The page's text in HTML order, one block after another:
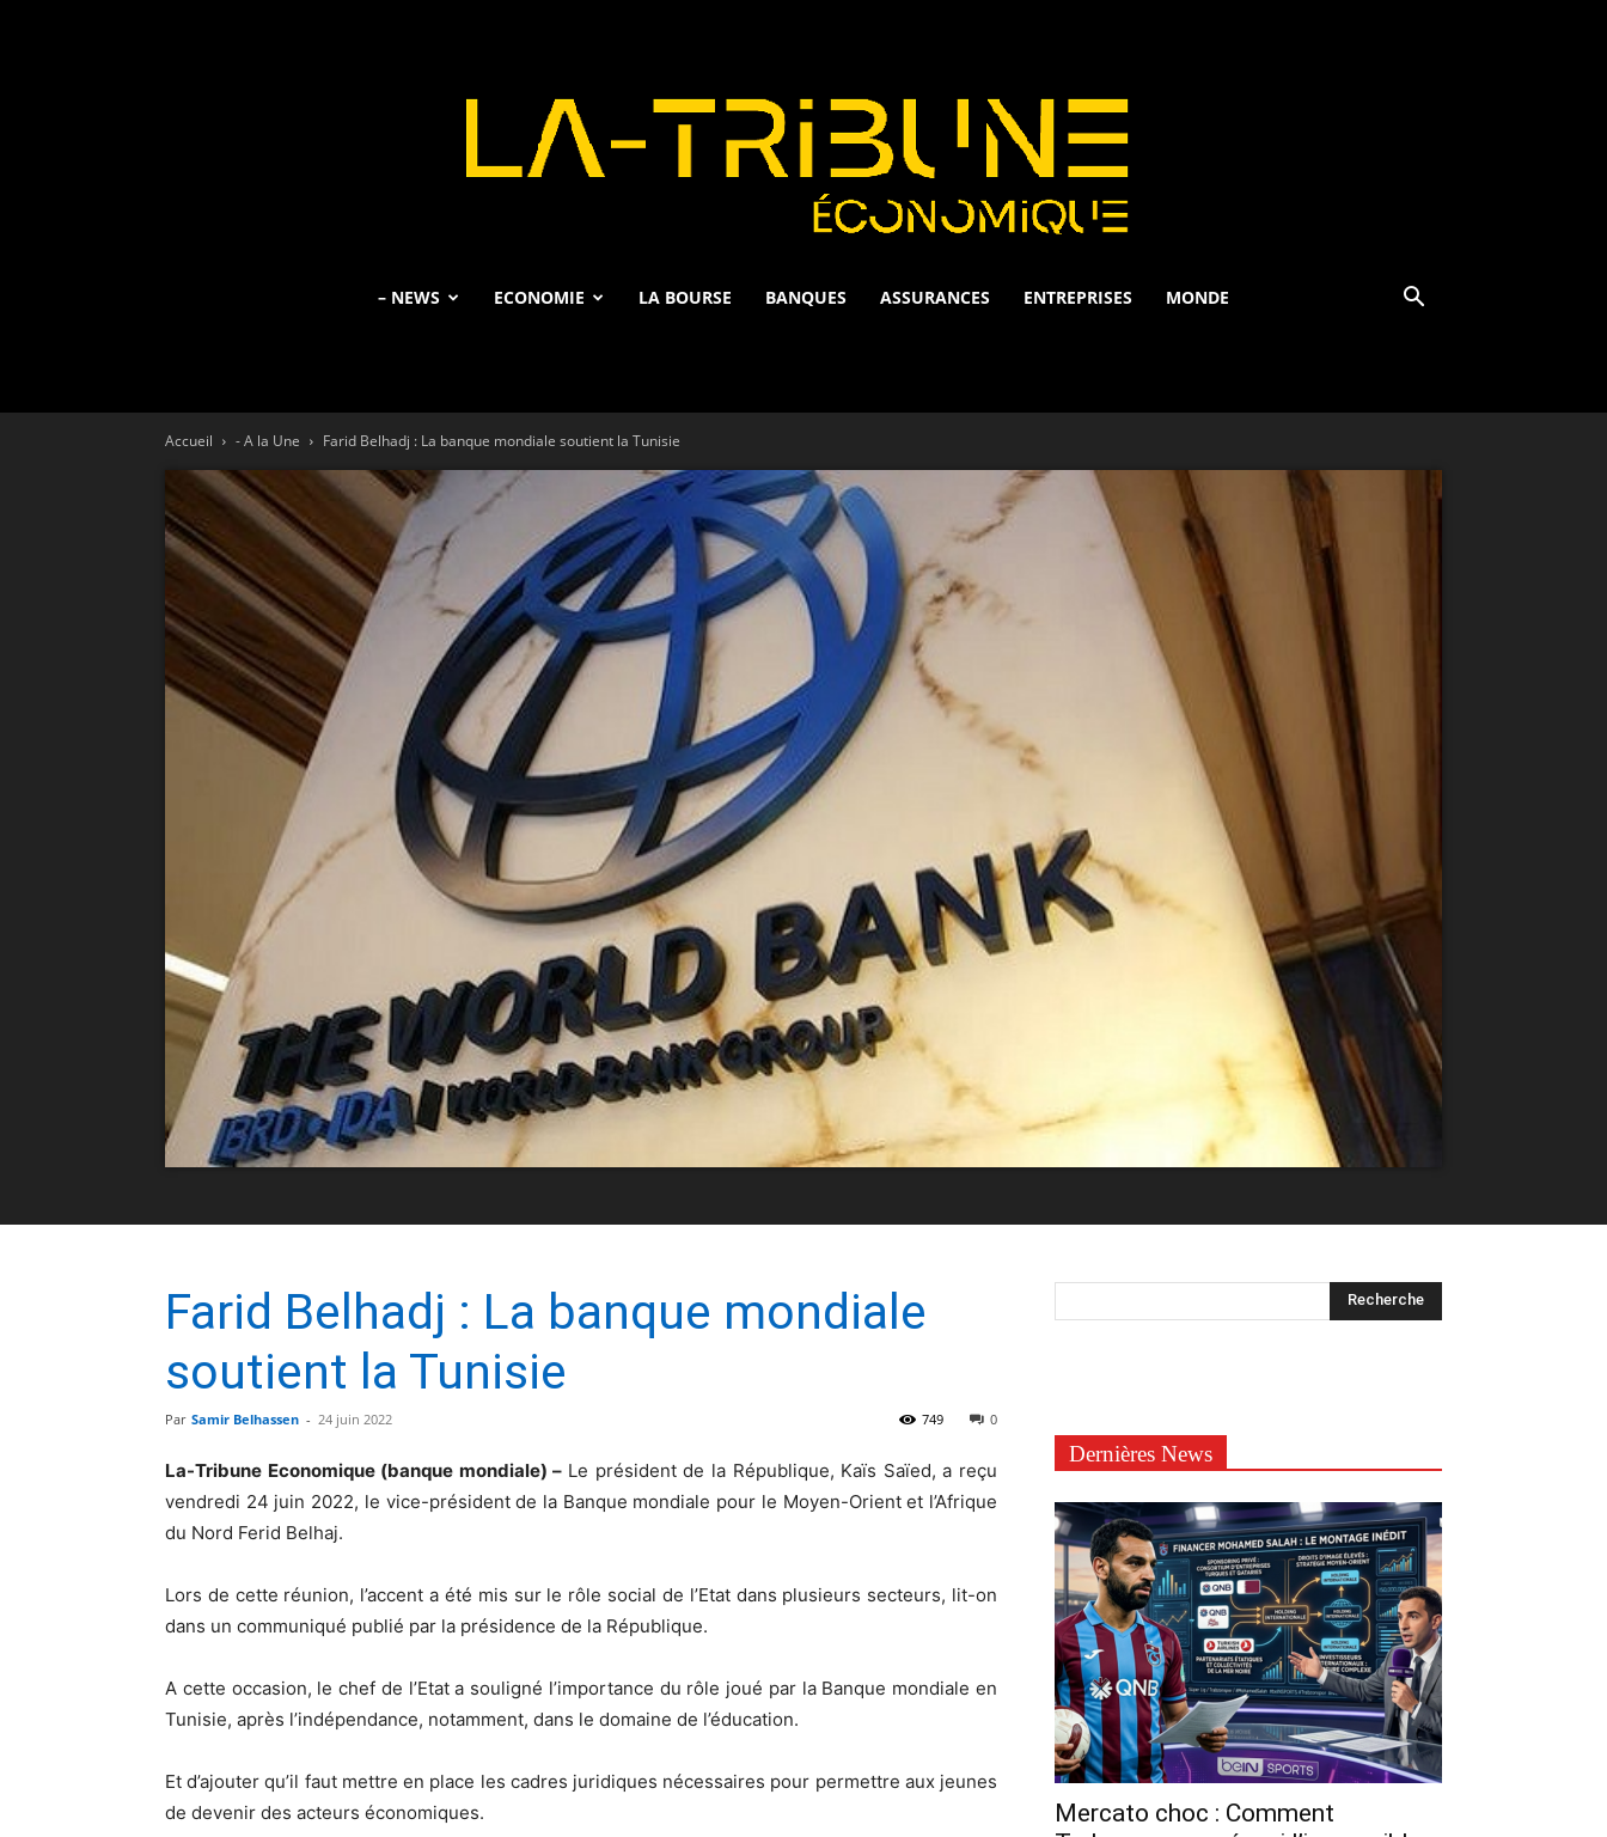
Tribune
Economique
– NEWS ECONOMIE LA BOURSE BANQUES ASSURANCES ENTREPRISES MONDE
Accueil - A la Une Farid Belhadj : La banque mondiale soutient la Tunisie
Farid Belhadj : La banque mondiale
soutient la Tunisie
Par Samir Belhassen - 24 juin 2022 0
749
La-Tribune Economique (banque mondiale) – Le président de la République, Kaïs Saïed, a reçu
vendredi 24 juin 2022, le vice-président de la Banque mondiale pour le Moyen-Orient et l’Afrique
du Nord Ferid Belhaj.
Lors de cette réunion, l’accent a été mis sur le rôle social de l’Etat dans plusieurs secteurs, lit-on
dans un communiqué publié par la présidence de la République.
A cette occasion, le chef de l’Etat a souligné l’importance du rôle joué par la Banque mondiale en
Tunisie, après l’indépendance, notamment, dans le domaine de l’éducation.
Et d’ajouter qu’il faut mettre en place les cadres juridiques nécessaires pour permettre aux jeunes
de devenir des acteurs économiques.
Dernières News
Mercato choc : Comment